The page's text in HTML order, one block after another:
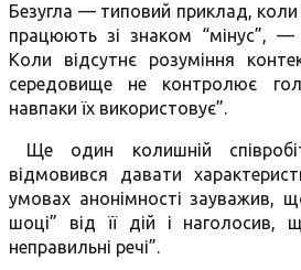
Безугла — типовий приклад, коли
працюють зі знаком “мінус”,
Коли відсутнє розуміння
середовище не контролює
навпаки їх використовує”.
Ще один колишній
відмовився давати
умовах анонімності зауважив,
шоці” від її дій і
неправильні речі”.